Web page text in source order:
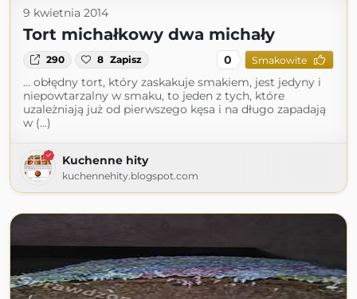
9 kwietnia 2014
Tort michałkowy dwa michały
290 8 Zapisz 0 Smakowite
… obłędny tort, który zaskakuje smakiem, jest jedyny i
niepowtarzalny w smaku, to jeden z tych, które
uzależniają już od pierwszego kęsa i na długo zapadają
w (...)
Kuchenne hity
kuchennehity.blogspot.com